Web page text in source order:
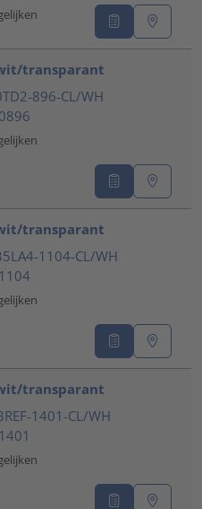
transparant
896-CL/WH
transparant
1104-CL/WH
transparant
1401-CL/WH